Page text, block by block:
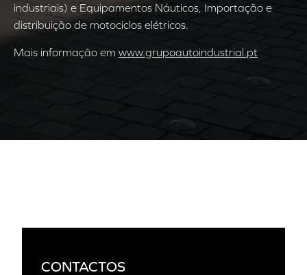
industriais) e Equipamentos Náuticos, Importação e
distribuição de motociclos elétricos.
Mais informação em www.grupoautoindustrial.pt
CONTACTOS